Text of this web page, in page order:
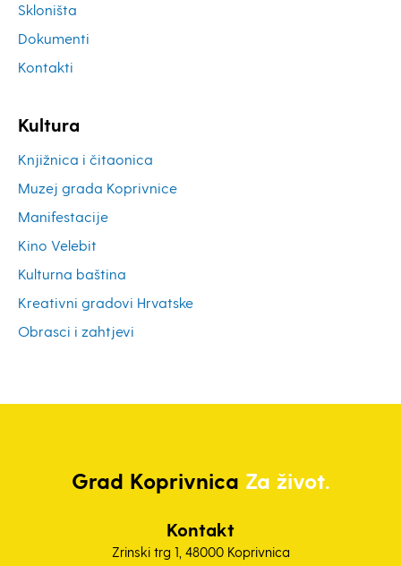
Skloništa
Dokumenti
Kontakti
Kultura
Knjižnica i čitaonica
Muzej grada Koprivnice
Manifestacije
Kino Velebit
Kulturna baština
Kreativni gradovi Hrvatske
Obrasci i zahtjevi
Grad Koprivnica Za život.
Kontakt
Zrinski trg 1, 48000 Koprivnica